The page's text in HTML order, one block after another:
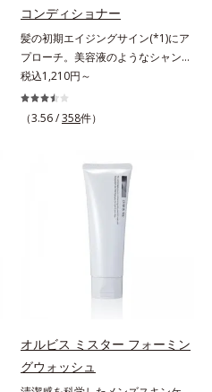
来から配合している美白有効成分
「トラネキサム酸」を配合しまし
た。さらに、シリーズ共通の美容成
分(*7)「GLルートブースター(*9)」
を配合することで、肌のふっくら感
や透明感を叶えます。美白ケアしな
(*10)のハリと透明感を。効果的な
シナジー設計で、あなたのエイジン
グケアを応援します。*1 メラニン
の生成を抑え、シミ・ソバカスを防
るおいによる*5 乾燥、ハリ・ツヤ
ロニセラカエルレア果汁、ノバラエ
キス配合＝うるおいを与えハリと透
明感に満ちた肌へ導く保湿成分*9
コンディショナー
髪の初期エイジングサイン(*1)にア
プローチ。美容液のようなシャンプ
ー＆コンディショナーで触れていた
くなるうるツヤ髪へ。「髪のうねり
が気になる」「乾燥してパサつく」
アプローチする、オルビスのモイス
トセラムシリーズ。まるでスキンケ
アアイテムのように美容液成分(*2)
を6つも配合。保水してうるおいを
行き渡らせる浸透力と、うるおいを
用。髪のうねりを抑え、スタイリン
グのしやすい、ずっと触れていたく
なるうるツヤ髪へと導きます。ヒノ
税込1,210円～
（3.56 /358件）
オルビス ミスター フォーミン
グウォッシュ